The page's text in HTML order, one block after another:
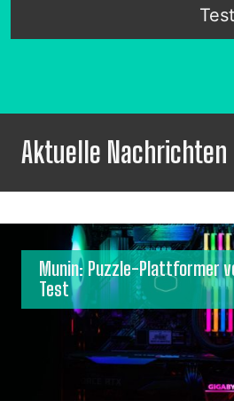
Aktuelle Nachrichten
Munin: Puzzle-Plattformer
Test